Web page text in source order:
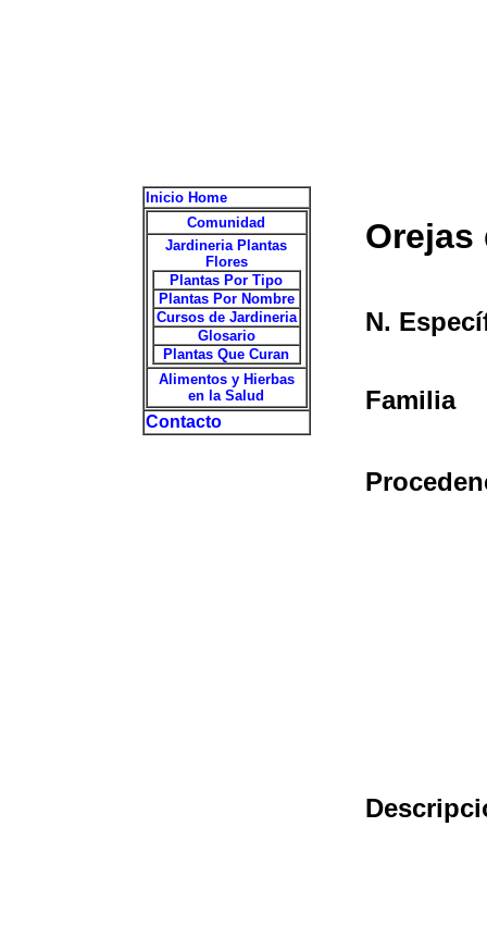
Inicio Home
Comunidad
Jardineria Plantas
Flores
Plantas Por Tipo
Plantas Por Nombre
Cursos de Jardineria
Glosario
Plantas Que Curan
Alimentos y Hierbas
en la Salud
Contacto
Orejas
N.
Familia